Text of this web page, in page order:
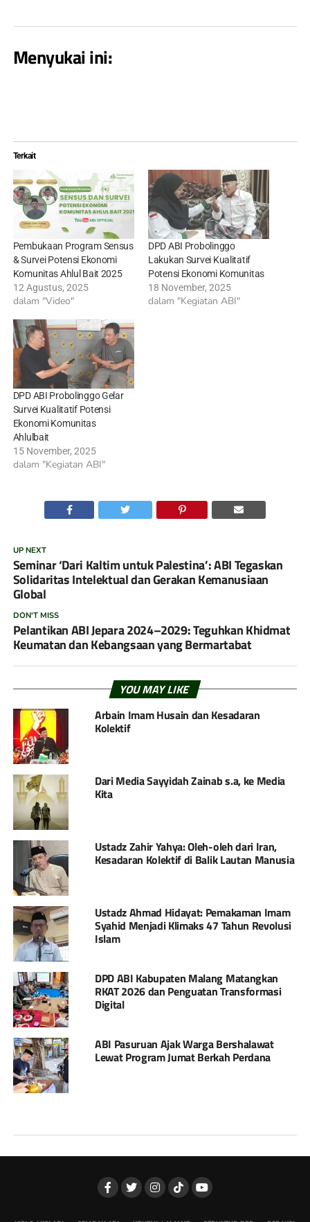
Menyukai ini:
Terkait
Pembukaan Program Sensus
& Survei Potensi Ekonomi
Komunitas Ahlul Bait 2025
12 Agustus, 2025
dalam "Video"
DPD ABI Probolinggo
Lakukan Survei Kualitatif
Potensi Ekonomi Komunitas
18 November, 2025
dalam "Kegiatan ABI"
DPD ABI Probolinggo Gelar
Survei Kualitatif Potensi
Ekonomi Komunitas
Ahlulbait
15 November, 2025
dalam "Kegiatan ABI"
UP NEXT
Seminar ‘Dari Kaltim untuk Palestina’: ABI Tegaskan
Solidaritas Intelektual dan Gerakan Kemanusiaan
Global
DON'T MISS
Pelantikan ABI Jepara 2024–2029: Teguhkan Khidmat
Keumatan dan Kebangsaan yang Bermartabat
YOU MAY LIKE
Arbain Imam Husain dan Kesadaran
Kolektif
Dari Media Sayyidah Zainab s.a, ke Media
Kita
Ustadz Zahir Yahya: Oleh-oleh dari Iran,
Kesadaran Kolektif di Balik Lautan Manusia
Ustadz Ahmad Hidayat: Pemakaman Imam
Syahid Menjadi Klimaks 47 Tahun Revolusi
Islam
DPD ABI Kabupaten Malang Matangkan
RKAT 2026 dan Penguatan Transformasi
Digital
ABI Pasuruan Ajak Warga Bershalawat
Lewat Program Jumat Berkah Perdana